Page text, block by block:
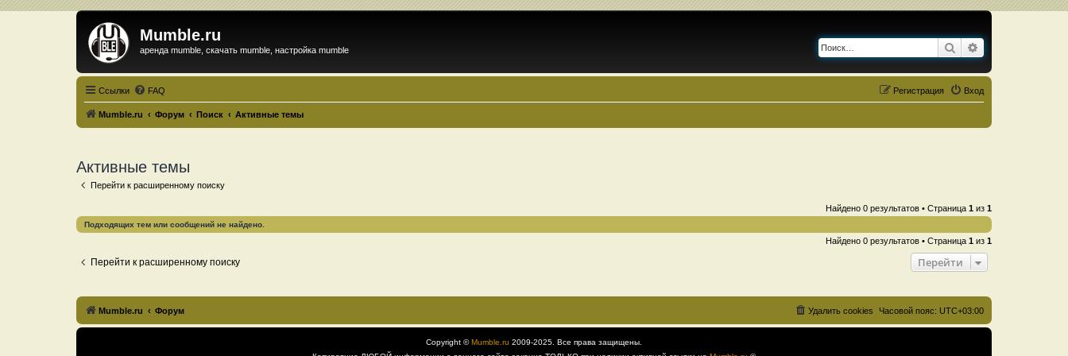
Mumble.ru
аренда mumble, скачать mumble, настройка mumble Поиск
Ссылки FAQ Вход
Регистрация
Mumble.ru Форум Поиск Активные темы
Активные темы
Перейти к расширенному поиску
Найдено 0 результатов • Страница 1 из 1
Подходящих тем или сообщений не найдено.
Найдено 0 результатов • Страница 1 из 1
Перейти к расширенному поиску Перейти
Mumble.ru Форум Часовой пояс: UTC+03:00
Удалить cookies
Copyright ©Mumble.ru 2009-2025. Все права защищены.